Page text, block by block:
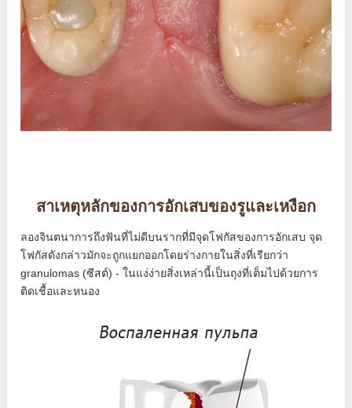
สาเหตุหลักของการอักเสบของรูและเหงือก
ลองจินตนาการถึงฟันที่ไม่ดีบนรากที่มีจุดโฟกัสของการอักเสบ จุด
โฟกัสดังกล่าวมักจะถูกแยกออกโดยร่างกายในสิ่งที่เรียกว่า
granulomas (ซีสต์) - ในแง่ง่ายสิ่งเหล่านี้เป็นถุงที่เต็มไปด้วยการ
ติดเชื้อและหนอง